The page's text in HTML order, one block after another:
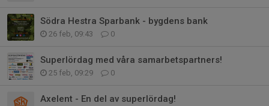
Södra Hestra Sparbank - bygdens bank
26 feb, 09:43 0
Superlördag med våra samarbetspartners!
25 feb, 09:29 0
Axelent - En del av superlördag!